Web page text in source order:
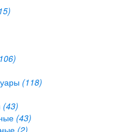
(118)
(43)
(43)